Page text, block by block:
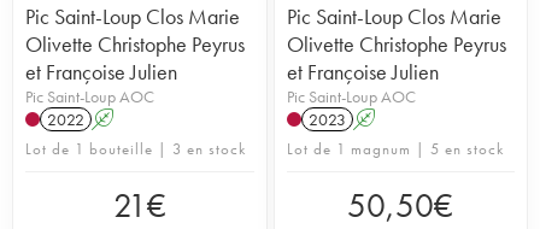
Pic Saint-Loup Clos Marie
Olivette Christophe Peyrus
et Françoise Julien
Pic Saint-Loup AOC
2022 A
Lot de 1 bouteille | 3 en stock
21€
Pic Saint-Loup Clos Marie
Olivette Christophe Peyrus
et Françoise Julien
Pic Saint-Loup AOC
2023 A
Lot de 1 magnum | 5 en stock
50,50€